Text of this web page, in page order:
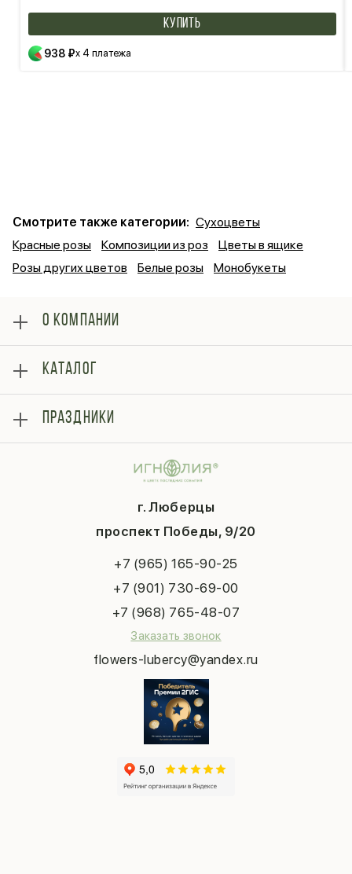
КУПИТЬ
938 ₽x 4 платежа
Смотрите также категории: Сухоцветы
Красные розы
Композиции из роз
Цветы в ящике
Розы других цветов
Белые розы Монобукеты
г. Люберцы
проспект Победы, 9/20
+7 (965) 165-90-25
+7 (901) 730-69-00
+7 (968) 765-48-07
Заказать звонок
flowers-lubercy@yandex.ru
О КОМПАНИИ
Оплата
Отзывы
Блог
Гарантии
Контакты
Публичная оферта
КАТАЛОГ
Букеты
Композиции
ПРАЗДНИКИ
Последний звонок